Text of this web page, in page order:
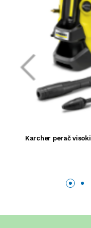
Karcher perač